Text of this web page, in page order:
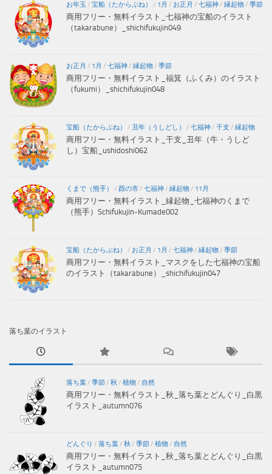
お年玉 / 宝船（たからぶね） / 1月 / お正月 / 七福神/ 縁起物/ 季節
商用フリー・無料イラスト_七福神の宝船のイラスト
（takarabune）_shichifukujin049
お正月 / 1月 / 七福神/ 縁起物/ 季節
商用フリー・無料イラスト_福箕（ふくみ）のイラスト
（fukumi）_shichifukujin048
宝船（たからぶね） / 丑年（うしどし） / 七福神/ 干支 / 縁起物
商用フリー・無料イラスト_干支_丑年（牛・うしど
し）宝船_ushidoshi062
くまで（熊手） / 酉の市/ 七福神/ 縁起物/ 11月
商用フリー・無料イラスト_縁起物_七福神のくまで
（熊手）Schifukujin-Kumade002
宝船（たからぶね） / お正月 / 1月 / 七福神/ 縁起物/ 季節
商用フリー・無料イラスト_マスクをした七福神の宝船
のイラスト（takarabune）_shichifukujin047
落ち葉のイラスト
落ち葉/ 季節/ 秋 / 植物/ 自然
商用フリー・無料イラスト_秋_落ち葉とどんぐり_白黒
イラスト_autumn076
どんぐり / 落ち葉/ 秋 / 季節/ 植物/ 自然
商用フリー・無料イラスト_秋_落ち葉とどんぐり_白黒
イラスト_autumn075